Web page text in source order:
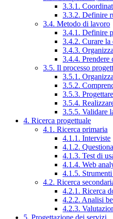
3.3.1.
3.3.2. Definire
3.4. Metodo di lavoro
3.4.1. Definire
3.4.2. Curare la
3.4.3.
3.4.4. Prendere
3.5. Il processo
3.5.1.
3.5.2.
3.5.3.
3.5.4.
3.5.5. Validare
4. Ricerca progettuale
4.1. Ricerca primaria
4.1.1. Interviste
4.1.2.
4.1.3. Test di
4.1.4. Web
4.1.5.
4.2. Ricerca
4.2.1. Ricerca
4.2.2. Analisi
4.2.3.
5. Progettazione dei servizi